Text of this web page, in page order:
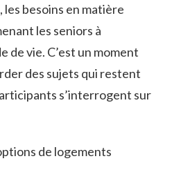
les besoins en matière
les seniors à
de vie. C’est un moment
des sujets qui restent
s’interrogent sur
de logements